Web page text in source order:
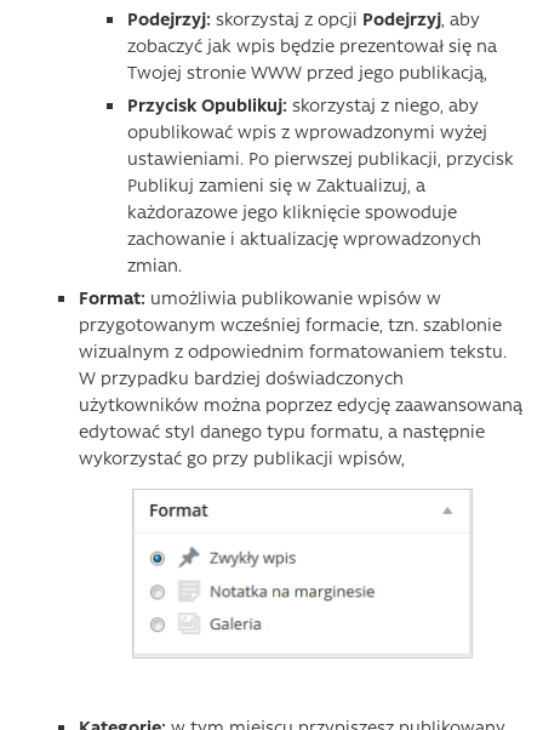
Podejrzyj: skorzystaj z opcji Podejrzyj, aby
zobaczyć jak wpis będzie prezentował się na
Twojej stronie WWW przed jego publikacją,
Przycisk Opublikuj: skorzystaj z niego, aby
opublikować wpis z wprowadzonymi wyżej
ustawieniami. Po pierwszej publikacji, przycisk
Publikuj zamieni się w Zaktualizuj, a
każdorazowe jego kliknięcie spowoduje
zachowanie i aktualizację wprowadzonych
zmian.
Format: umożliwia publikowanie wpisów w
przygotowanym wcześniej formacie, tzn. szablonie
wizualnym z odpowiednim formatowaniem tekstu.
W przypadku bardziej doświadczonych
użytkowników można poprzez edycję zaawansowaną
edytować styl danego typu formatu, a następnie
wykorzystać go przy publikacji wpisów,